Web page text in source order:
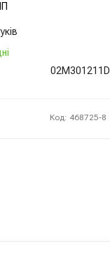
02M301211D
Код: 468725-8